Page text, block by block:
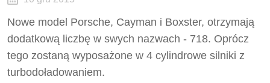
Nowe model Porsche, Cayman i Boxster, otrzymają
dodatkową liczbę w swych nazwach - 718. Oprócz
tego zostaną wyposażone w 4 cylindrowe silniki z
turbodoładowaniem.